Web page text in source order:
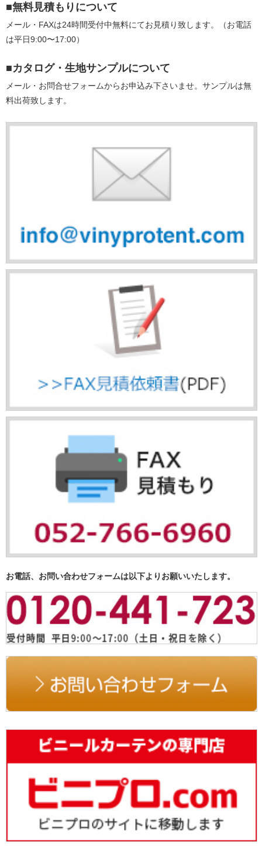
■無料見積もりについて
メール・FAXは24時間受付中無料にてお見積り致します。（お電話
は平日9:00〜17:00）
■カタログ・生地サンプルについて
メール・お問合せフォームからお申込み下さいませ。サンプルは無
料出荷致します。
お電話、お問い合わせフォームは以下よりお願いいたします。